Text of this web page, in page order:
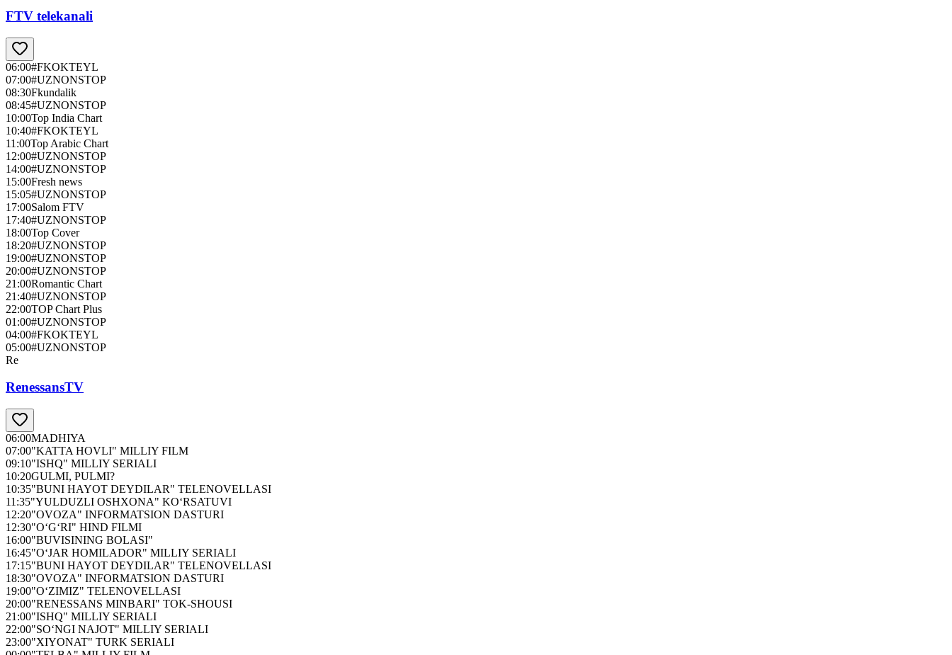
FTV telekanali
06:00#FKOKTEYL
07:00#UZNONSTOP
08:30Fkundalik
08:45#UZNONSTOP
10:00Top India Chart
10:40#FKOKTEYL
11:00Top Arabic Chart
12:00#UZNONSTOP
14:00#UZNONSTOP
15:00Fresh news
15:05#UZNONSTOP
17:00Salom FTV
17:40#UZNONSTOP
18:00Top Cover
18:20#UZNONSTOP
19:00#UZNONSTOP
20:00#UZNONSTOP
21:00Romantic Chart
21:40#UZNONSTOP
22:00TOP Chart Plus
01:00#UZNONSTOP
04:00#FKOKTEYL
05:00#UZNONSTOP
Re
RenessansTV
06:00MADHIYA
07:00"KATTA HOVLI" MILLIY FILM
09:10"ISHQ" MILLIY SERIALI
10:20GULMI, PULMI?
10:35"BUNI HAYOT DEYDILAR" TELENOVELLASI
11:35"YULDUZLI OSHXONA" KO‘RSATUVI
12:20"OVOZA" INFORMATSION DASTURI
12:30"O‘G‘RI" HIND FILMI
16:00"BUVISINING BOLASI"
16:45"O‘JAR HOMILADOR" MILLIY SERIALI
17:15"BUNI HAYOT DEYDILAR" TELENOVELLASI
18:30"OVOZA" INFORMATSION DASTURI
19:00"O‘ZIMIZ" TELENOVELLASI
20:00"RENESSANS MINBARI" TOK-SHOUSI
21:00"ISHQ" MILLIY SERIALI
22:00"SO‘NGI NAJOT" MILLIY SERIALI
23:00"XIYONAT" TURK SERIALI